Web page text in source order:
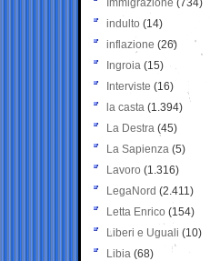
Immigrazione (734)
indulto (14)
inflazione (26)
Ingroia (15)
Interviste (16)
la casta (1.394)
La Destra (45)
La Sapienza (5)
Lavoro (1.316)
LegaNord (2.411)
Letta Enrico (154)
Liberi e Uguali (10)
Libia (68)